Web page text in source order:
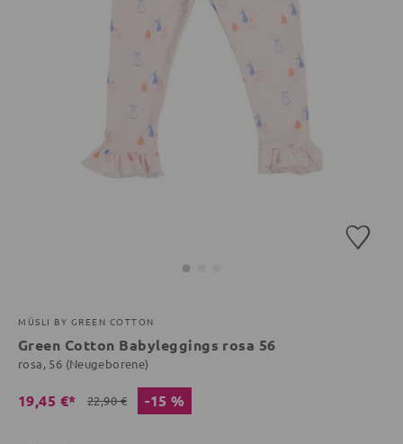
MÜSLI BY GREEN COTTON
Green Cotton Babyleggings rosa 56
rosa, 56 (Neugeborene)
19,45 €* 22,90 € -15 %